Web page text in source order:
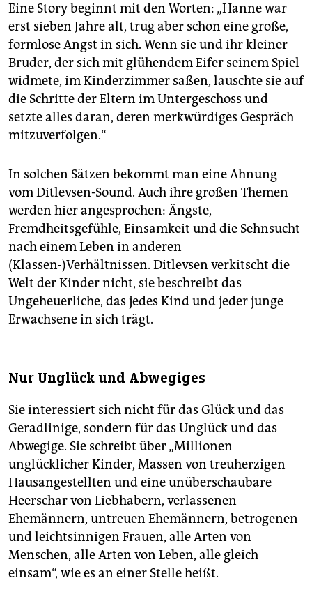
Eine Story beginnt mit den Worten: „Hanne war
erst sieben Jahre alt, trug aber schon eine große,
formlose Angst in sich. Wenn sie und ihr kleiner
Bruder, der sich mit glühendem Eifer seinem Spiel
widmete, im Kinderzimmer saßen, lauschte sie auf
die Schritte der Eltern im Untergeschoss und
setzte alles daran, deren merkwürdiges Gespräch
mitzuverfolgen.“
In solchen Sätzen bekommt man eine Ahnung
vom Ditlevsen-Sound. Auch ihre großen Themen
werden hier angesprochen: Ängste,
Fremdheitsgefühle, Einsamkeit und die Sehnsucht
nach einem Leben in anderen
(Klassen-)Verhältnissen. Ditlevsen verkitscht die
Welt der Kinder nicht, sie beschreibt das
Ungeheuerliche, das jedes Kind und jeder junge
Erwachsene in sich trägt.
Nur Unglück und Abwegiges
Sie interessiert sich nicht für das Glück und das
Geradlinige, sondern für das Unglück und das
Abwegige. Sie schreibt über „Millionen
unglücklicher Kinder, Massen von treuherzigen
Hausangestellten und eine unüberschaubare
Heerschar von Liebhabern, verlassenen
Ehemännern, untreuen Ehemännern, betrogenen
und leichtsinnigen Frauen, alle Arten von
Menschen, alle Arten von Leben, alle gleich
einsam“, wie es an einer Stelle heißt.